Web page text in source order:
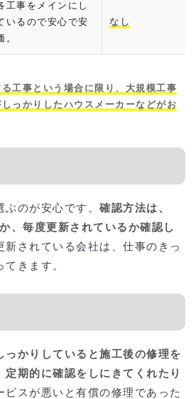
工事をメインにし
いるので安心で安
。
なし
工事という場合に限り、大規模工事
っかりしたハウスメーカーなどがお
のが安心です。 確認方法は、
、毎度更新されているか確認し
新されている会社は、仕事のきっ
きます。
っかりしていると施工後の修理を
定期的に確認をしにきてくれたり
ビスが悪いと有償の修理であった